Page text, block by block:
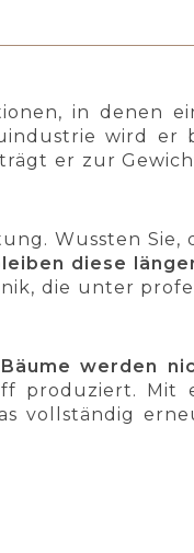
in denen
wird er
er zur
Wussten Sie,
diese
die unter
werden
produziert. Mit
vollständig